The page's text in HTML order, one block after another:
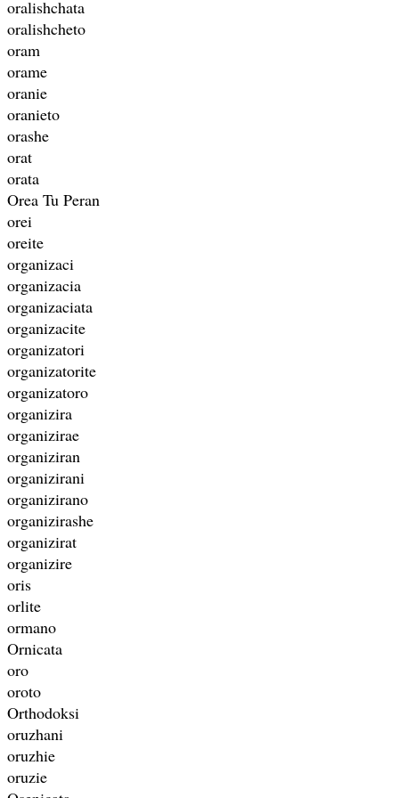
oralishchata
oralishcheto
oram
orame
oranie
oranieto
orashe
orat
orata
Orea Tu Peran
orei
oreite
organizaci
organizacia
organizaciata
organizacite
organizatori
organizatorite
organizatoro
organizira
organizirae
organiziran
organizirani
organizirano
organizirashe
organizirat
organizire
oris
orlite
ormano
Ornicata
oro
oroto
Orthodoksi
oruzhani
oruzhie
oruzie